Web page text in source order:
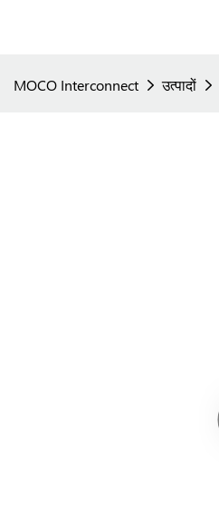
MOCO Interconnect उत्पादों